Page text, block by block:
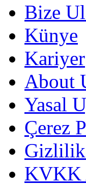
Bize
Künye
Kariyer
About
Yasal
Çerez
Gizlilik
KVKK